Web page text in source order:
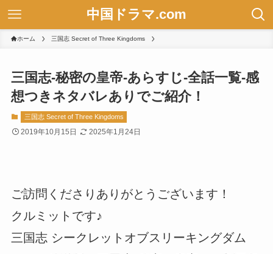
中国ドラマ.com
ホーム 三国志 Secret of Three Kingdoms
三国志-秘密の皇帝-あらすじ-全話一覧-感
想つきネタバレありでご紹介！
三国志 Secret of Three Kingdoms
2019年10月15日 2025年1月24日
ご訪問くださりありがとうございます！
クルミットです♪
三国志 シークレットオブスリーキングダム